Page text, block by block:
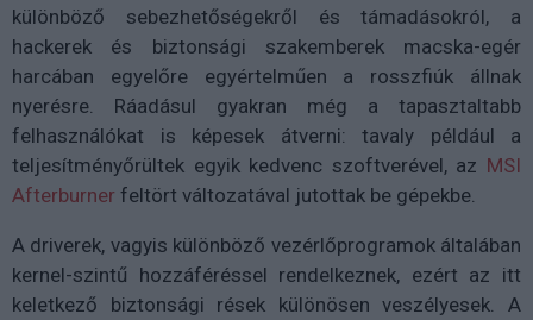
különböző sebezhetőségekről és támadásokról, a
hackerek és biztonsági szakemberek macska-egér
harcában egyelőre egyértelműen a rosszfiúk állnak
nyerésre. Ráadásul gyakran még a tapasztaltabb
felhasználókat is képesek átverni: tavaly például a
teljesítményőrültek egyik kedvenc szoftverével, az MSI
Afterburner feltört változatával jutottak be gépekbe.
A driverek, vagyis különböző vezérlőprogramok általában
kernel-szintű hozzáféréssel rendelkeznek, ezért az itt
keletkező biztonsági rések különösen veszélyesek. A